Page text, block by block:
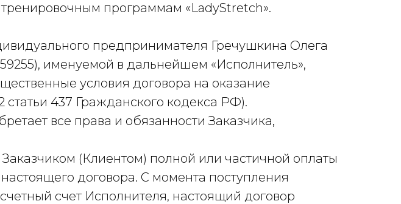
программам «LadyStretch».
предпринимателя Гречушкина Олега
именуемой в дальнейшем «Исполнитель»,
условия договора на оказание
статьи 437 Гражданского кодекса РФ).
все права и обязанности Заказчика,
(Клиентом) полной или частичной оплаты
договора. С момента поступления
счет Исполнителя, настоящий договор